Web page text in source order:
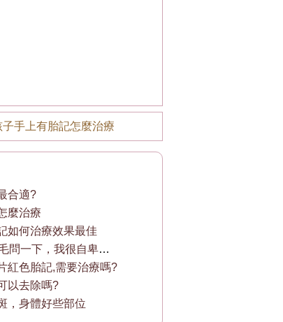
子手上有胎記怎麼治療
合適?
麼治療
如何治療效果最佳
15女孩子，去唇毛問一下，我很自卑，謝謝
紅色胎記,需要治療嗎?
以去除嗎?
，身體好些部位